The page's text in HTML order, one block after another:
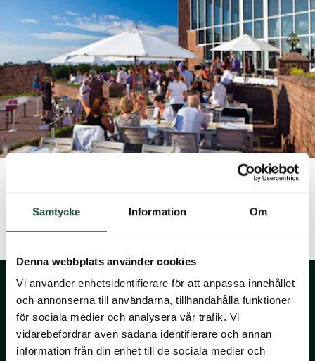
Samtycke Information Om
Denna webbplats använder cookies
Vi använder enhetsidentifierare för att anpassa innehållet
och annonserna till användarna, tillhandahålla funktioner
för sociala medier och analysera vår trafik. Vi
vidarebefordrar även sådana identifierare och annan
information från din enhet till de sociala medier och